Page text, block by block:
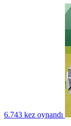
6.743 kez oynandı